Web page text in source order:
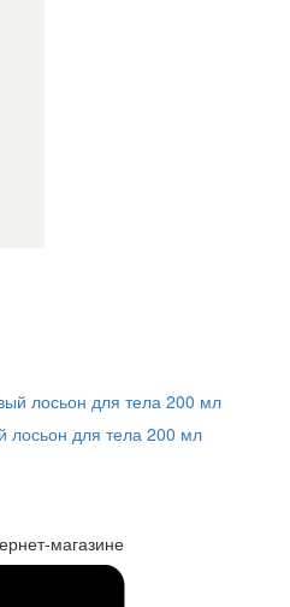
лосьон для тела 200 мл
магазине